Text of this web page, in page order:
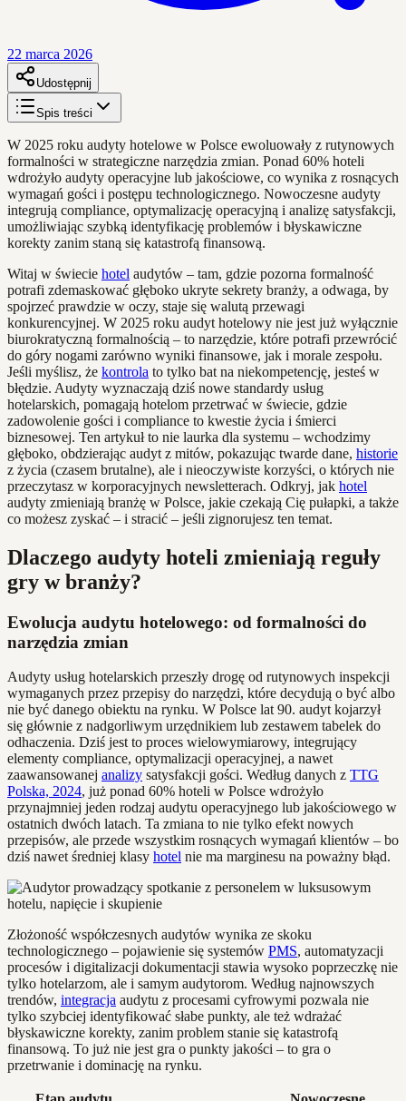
22 marca 2026
Udostępnij
Spis treści
W 2025 roku audyty hotelowe w Polsce ewoluowały z rutynowych
formalności w strategiczne narzędzia zmian. Ponad 60% hoteli
wdrożyło audyty operacyjne lub jakościowe, co wynika z rosnących
wymagań gości i postępu technologicznego. Nowoczesne audyty
integrują compliance, optymalizację operacyjną i analizę satysfakcji,
umożliwiając szybką identyfikację problemów i błyskawiczne
korekty zanim staną się katastrofą finansową.
Witaj w świecie hotel audytów – tam, gdzie pozorna formalność
potrafi zdemaskować głęboko ukryte sekrety branży, a odwaga, by
spojrzeć prawdzie w oczy, staje się walutą przewagi
konkurencyjnej. W 2025 roku audyt hotelowy nie jest już wyłącznie
biurokratyczną formalnością – to narzędzie, które potrafi przewrócić
do góry nogami zarówno wyniki finansowe, jak i morale zespołu.
Jeśli myślisz, że kontrola to tylko bat na niekompetencję, jesteś w
błędzie. Audyty wyznaczają dziś nowe standardy usług
hotelarskich, pomagają hotelom przetrwać w świecie, gdzie
zadowolenie gości i compliance to kwestie życia i śmierci
biznesowej. Ten artykuł to nie laurka dla systemu – wchodzimy
głęboko, obdzierając audyt z mitów, pokazując twarde dane, historie
z życia (czasem brutalne), ale i nieoczywiste korzyści, o których nie
przeczytasz w korporacyjnych newsletterach. Odkryj, jak hotel
audyty zmieniają branżę w Polsce, jakie czekają Cię pułapki, a także
co możesz zyskać – i stracić – jeśli zignorujesz ten temat.
Dlaczego audyty hoteli zmieniają reguły
gry w branży?
Ewolucja audytu hotelowego: od formalności do
narzędzia zmian
Audyty usług hotelarskich przeszły drogę od rutynowych inspekcji
wymaganych przez przepisy do narzędzi, które decydują o być albo
nie być danego obiektu na rynku. W Polsce lat 90. audyt kojarzył
się głównie z nadgorliwym urzędnikiem lub zestawem tabelek do
odhaczenia. Dziś jest to proces wielowymiarowy, integrujący
elementy compliance, optymalizacji operacyjnej, a nawet
zaawansowanej analizy satysfakcji gości. Według danych z TTG
Polska, 2024, już ponad 60% hoteli w Polsce wdrożyło
przynajmniej jeden rodzaj audytu operacyjnego lub jakościowego w
ostatnich dwóch latach. Ta zmiana to nie tylko efekt nowych
przepisów, ale przede wszystkim rosnących wymagań klientów – bo
dziś nawet średniej klasy hotel nie ma marginesu na poważny błąd.
Złożoność współczesnych audytów wynika ze skoku
technologicznego – pojawienie się systemów PMS, automatyzacji
procesów i digitalizacji dokumentacji stawia wysoko poprzeczkę nie
tylko hotelarzom, ale i samym audytorom. Według najnowszych
trendów, integracja audytu z procesami cyfrowymi pozwala nie
tylko szybciej identyfikować słabe punkty, ale też wdrażać
błyskawiczne korekty, zanim problem stanie się katastrofą
finansową. To już nie jest gra o punkty jakości – to gra o
przetrwanie i dominację na rynku.